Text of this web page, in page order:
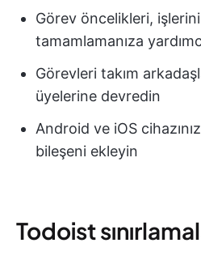
Görev öncelikleri,
tamamlamanıza
Görevleri takım
üyelerine devredin
Android ve iOS
bileşeni ekleyin
Todoist